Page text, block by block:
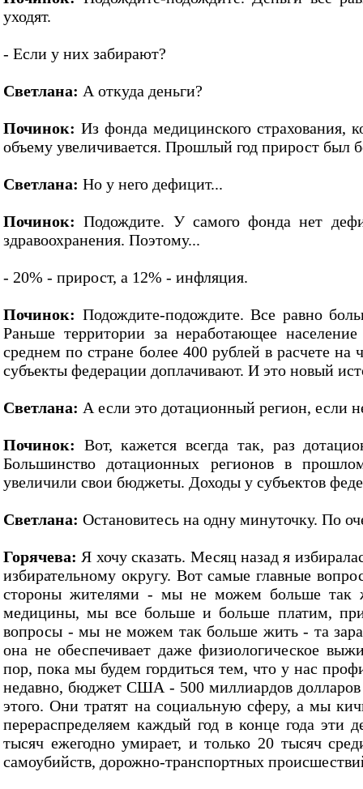
уходят.
- Если у них забирают?
Светлана: А откуда деньги?
Починок: Из фонда медицинского страхования,
объему увеличивается. Прошлый год прирост был
Светлана: Но у него дефицит...
Починок: Подождите. У самого фонда нет
здравоохранения. Поэтому...
- 20% - прирост, а 12% - инфляция.
Починок: Подождите-подождите. Все равно
Раньше территории за неработающее
среднем по стране более 400 рублей в расчете на
субъекты федерации доплачивают. И это новый
Светлана: А если это дотационный регион, если
Починок: Вот, кажется всегда так, раз
Большинство дотационных регионов в
увеличили свои бюджеты. Доходы у субъектов
Светлана: Остановитесь на одну минуточку. По
Горячева: Я хочу сказать. Месяц назад я
избирательному округу. Вот самые главные
стороны жителями - мы не можем больше так
медицины, мы все больше и больше платим,
вопросы - мы не можем так больше жить - та
она не обеспечивает даже физиологическое
пор, пока мы будем гордиться тем, что у нас
недавно, бюджет США - 500 миллиардов
этого. Они тратят на социальную сферу, а мы
перераспределяем каждый год в конце года эти
тысяч ежегодно умирает, и только 20 тысяч
самоубийств, дорожно-транспортных